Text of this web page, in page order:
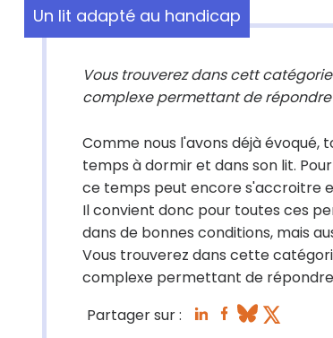
Un lit adapté au handicap
Vous trouverez dans cett
complexe permettant de
Comme nous l'avons déjà évoqué,
temps à dormir et dans son lit.
ce temps peut encore s'accroitre
Il convient donc pour toutes ces
dans de bonnes conditions, mais
Vous trouverez dans cette
complexe permettant de
Partager sur :